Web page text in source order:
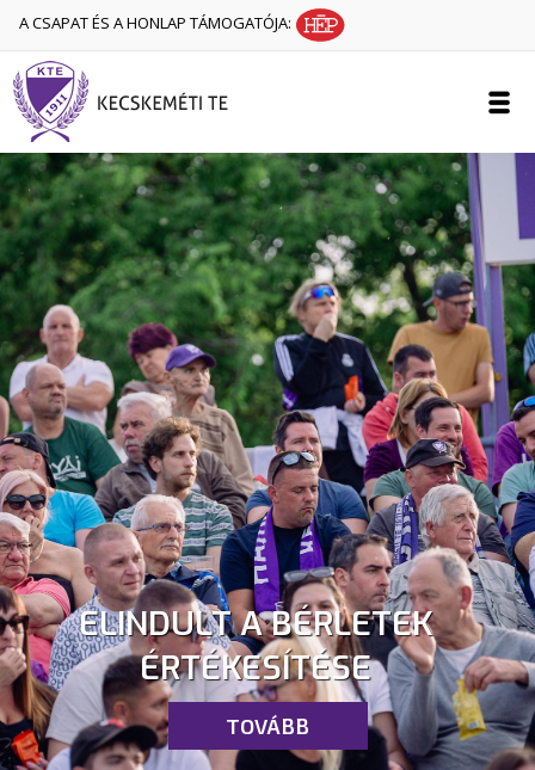
A CSAPAT ÉS A HONLAP TÁMOGATÓJA:
ELINDULT A BÉRLETEK
ÉRTÉKESÍTÉSE
TOVÁBB